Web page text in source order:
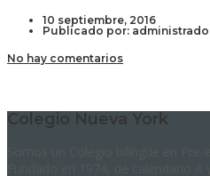
10 septiembre, 2016
Publicado por:
No hay comentarios
Colegio Nueva York